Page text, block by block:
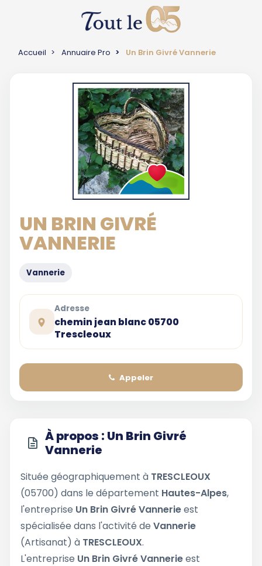
Accueil Annuaire Pro Un Brin Givré Vannerie
UN BRIN GIVRÉ
VANNERIE
Vannerie
Adresse
chemin jean blanc 05700
Trescleoux
Appeler
À propos : Un Brin Givré
Vannerie
Située géographiquement à TRESCLEOUX
(05700) dans le département Hautes-Alpes,
l'entreprise Un Brin Givré Vannerieest
spécialisée dans l'activité de Vannerie
(Artisanat) à TRESCLEOUX.
L'entreprise Un Brin Givré Vannerieest